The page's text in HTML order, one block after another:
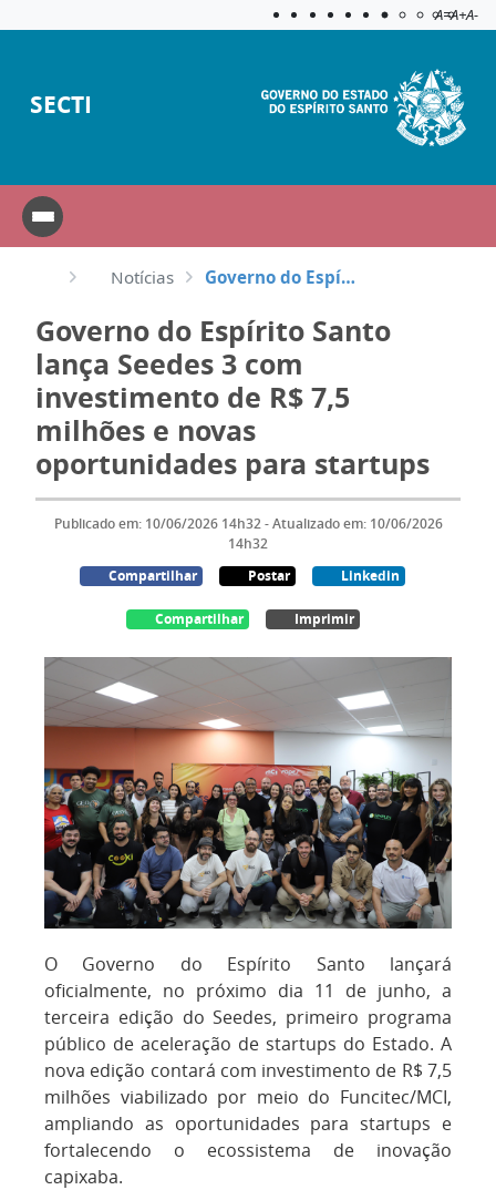
Aplicar
A=A+A-
SECTI
Notícias Governo do Espírito Santo lança Seedes 3 com investimento de R$ 7,5 milhões e novas oportunidades pa...
Governo do Espírito Santo
lança Seedes 3 com
investimento de R$ 7,5
milhões e novas
oportunidades para startups
Publicado em: 10/06/2026 14h32 - Atualizado em: 10/06/2026
14h32
Compartilhar
Postar Linkedin
Compartilhar Imprimir
O Governo do Espírito Santo lançará
oficialmente, no próximo dia 11 de junho, a
terceira edição do Seedes, primeiro programa
público de aceleração de startups do Estado. A
nova edição contará com investimento de R$ 7,5
milhões viabilizado por meio do Funcitec/MCI,
ampliando as oportunidades para startups e
fortalecendo o ecossistema de inovação
capixaba.